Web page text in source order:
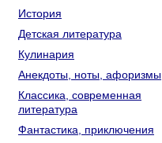
История
Детская литература
Кулинария
Анекдоты, ноты, афоризмы
Классика, современная
литература
Фантастика, приключения